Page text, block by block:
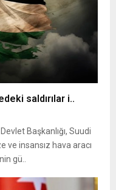
saldırılar i..
Başkanlığı, Suudi
insansız hava aracı
gü..